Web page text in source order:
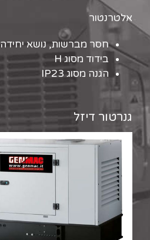
אלטרנטור
חסר מברשות, נושא יחידה
בידוד מסוג H
הגנה מסוג IP23
גנרטור דיזל